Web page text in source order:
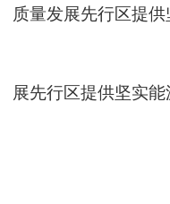
质量发展先行区提
展先行区提供坚实能